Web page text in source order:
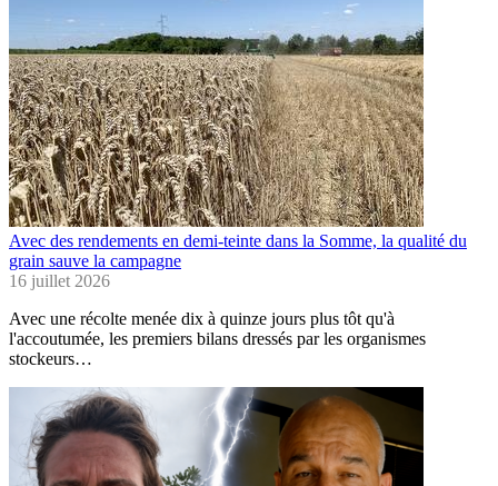
Avec des rendements en demi-teinte dans la Somme, la qualité du
grain sauve la campagne
16 juillet 2026
Avec une récolte menée dix à quinze jours plus tôt qu'à
l'accoutumée, les premiers bilans dressés par les organismes
stockeurs…